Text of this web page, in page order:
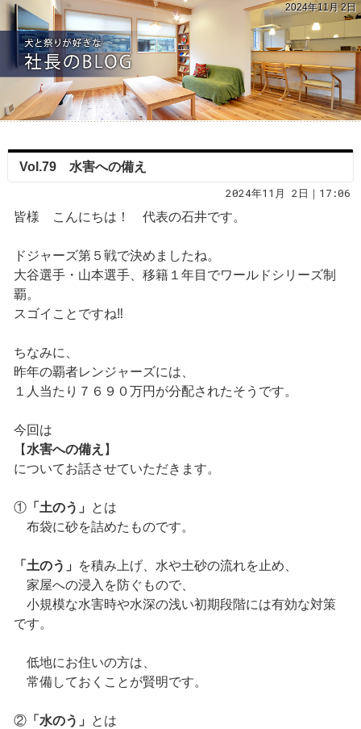
2024年11月 2日
Vol.79 水害への備え
2024年11月 2日｜17:06
皆様 こんにちは！ 代表の石井です。
ドジャーズ第５戦で決めましたね。
大谷選手・山本選手、移籍１年目でワールドシリーズ制
覇。
スゴイことですね‼
ちなみに、
昨年の覇者レンジャーズには、
１人当たり７６９０万円が分配されたそうです。
今回は
【 水害への備え 】
についてお話させていただきます。
①「土のう」
とは
布袋に砂を詰めたものです。
「土のう」
を積み上げ、水や土砂の流れを止め、
家屋への浸入を防ぐもので、
小規模な水害時や水深の浅い初期段階には有効な対策
です。
低地にお住いの方は、
常備しておくことが賢明です。
②「水のう」
とは